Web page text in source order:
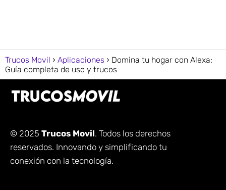
Trucos Movil Aplicaciones
Domina tu hogar con Alexa:
Guía completa de uso y trucos
© 2025 Trucos Movil. Todos los derechos
reservados. Innovando y simplificando tu
conexión con la tecnología.